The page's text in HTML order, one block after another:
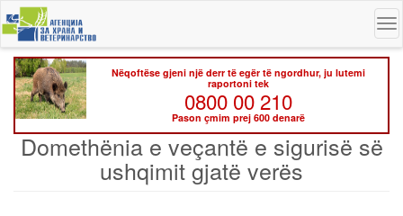
Skip
to
main
content
Nëqoftëse gjeni një derr të egër të ngordhur, ju lutemi
raportoni tek
0800 00 210
Pason çmim prej 600 denarë
Domethënia e veçantë e sigurisë së
ushqimit gjatë verës